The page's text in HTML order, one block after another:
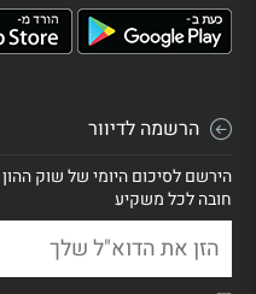
הרשמה לדיוור
הירשם לסיכום היומי של שוק
חובה לכל משקיע